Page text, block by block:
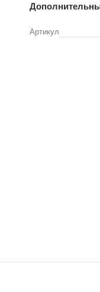
Артикул